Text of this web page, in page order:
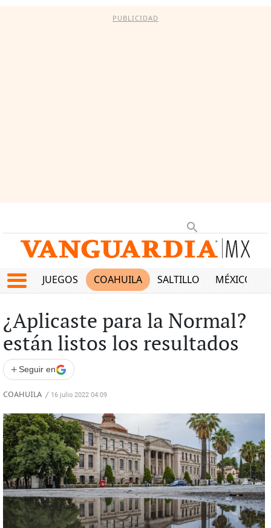
PUBLICIDAD
JUEGOS COAHUILA SALTILLO MÉXICO
¿Aplicaste para la Normal?
están listos los resultados
+ Seguir en
COAHUILA / 16 julio 2022 04:09